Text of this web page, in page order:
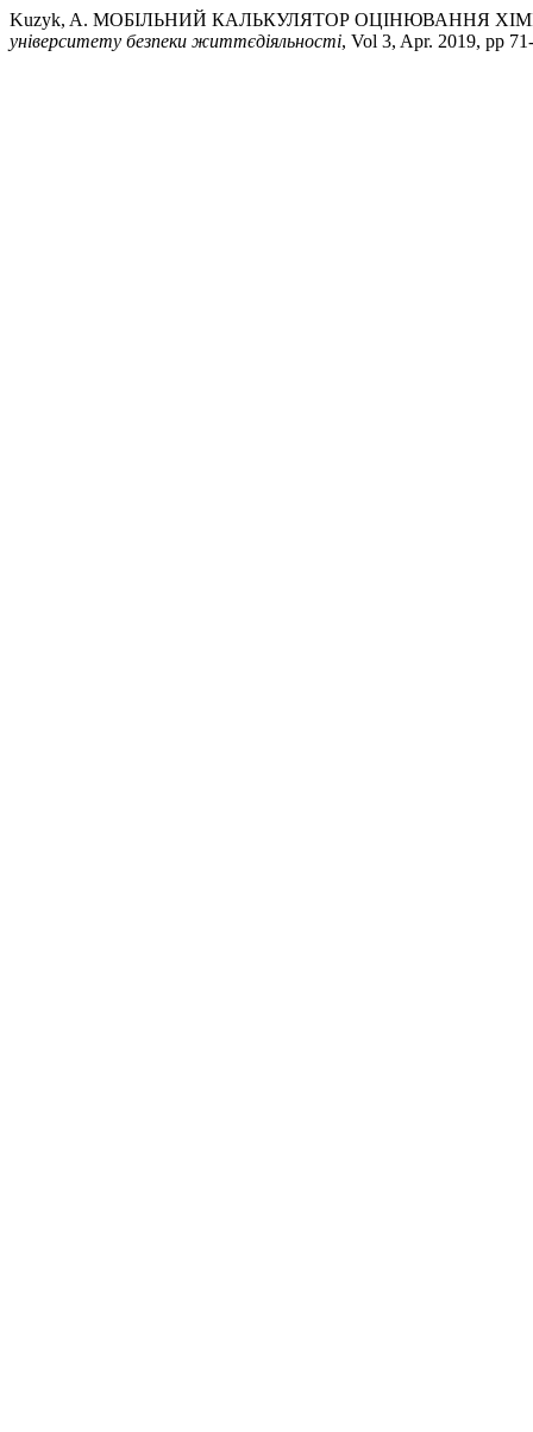
Kuzyk, A. МОБІЛЬНИЙ КАЛЬКУЛЯТОР ОЦІНЮВАННЯ
університету безпеки життєдіяльності, Vol 3, Apr. 2019, pp